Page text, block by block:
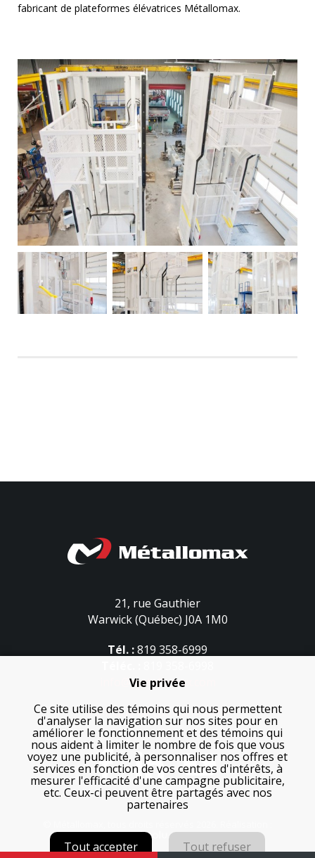
fabricant de plateformes élévatrices Métallomax.
21, rue Gauthier
Warwick (Québec) J0A 1M0
Tél. :819 358-6999
info@metallomax.com
Politique de confidentialité
Vie privée
Ce site utilise des témoins qui nous permettent
d'analyser la navigation sur nos sites pour en
améliorer le fonctionnement et des témoins qui
nous aident à limiter le nombre de fois que vous
voyez une publicité, à personnaliser nos offres et
services en fonction de vos centres d'intérêts, à
mesurer l'efficacité d'une campagne publicitaire,
etc. Ceux-ci peuvent être partagés avec nos
partenaires
Tout accepter Tout refuser